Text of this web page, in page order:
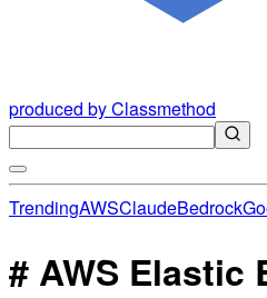
produced by Classmethod
TrendingAWSClaudeBedrock
# AWS Elastic